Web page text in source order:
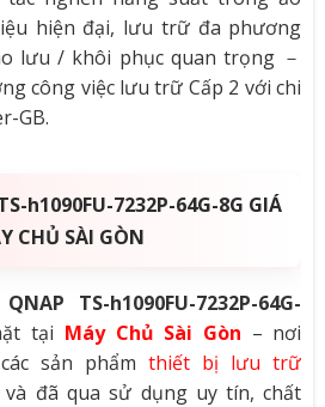
hiện đại, lưu trữ đa phương
lưu / khôi phục quan trọng －
công việc lưu trữ Cấp 2 với chi
GB.
h1090FU-7232P-64G-8G GIÁ
CHỦ SÀI GÒN
TS-h1090FU-7232P-64G-
tại Máy Chủ Sài Gòn – nơi
sản phẩmthiết bị lưu trữ
và đã qua sử dụng uy tín, chất